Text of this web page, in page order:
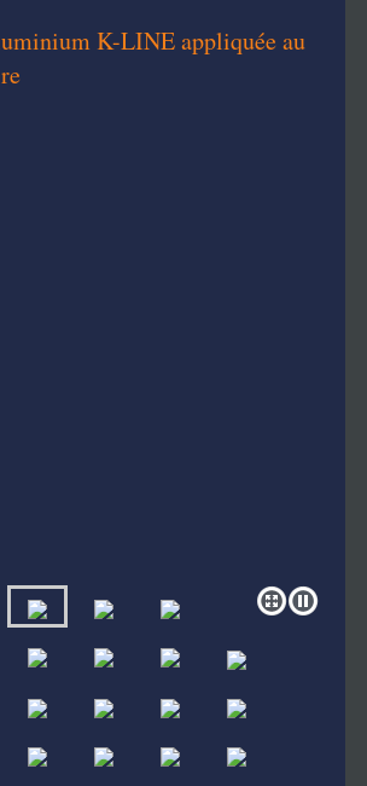
K-LINE appliquée au